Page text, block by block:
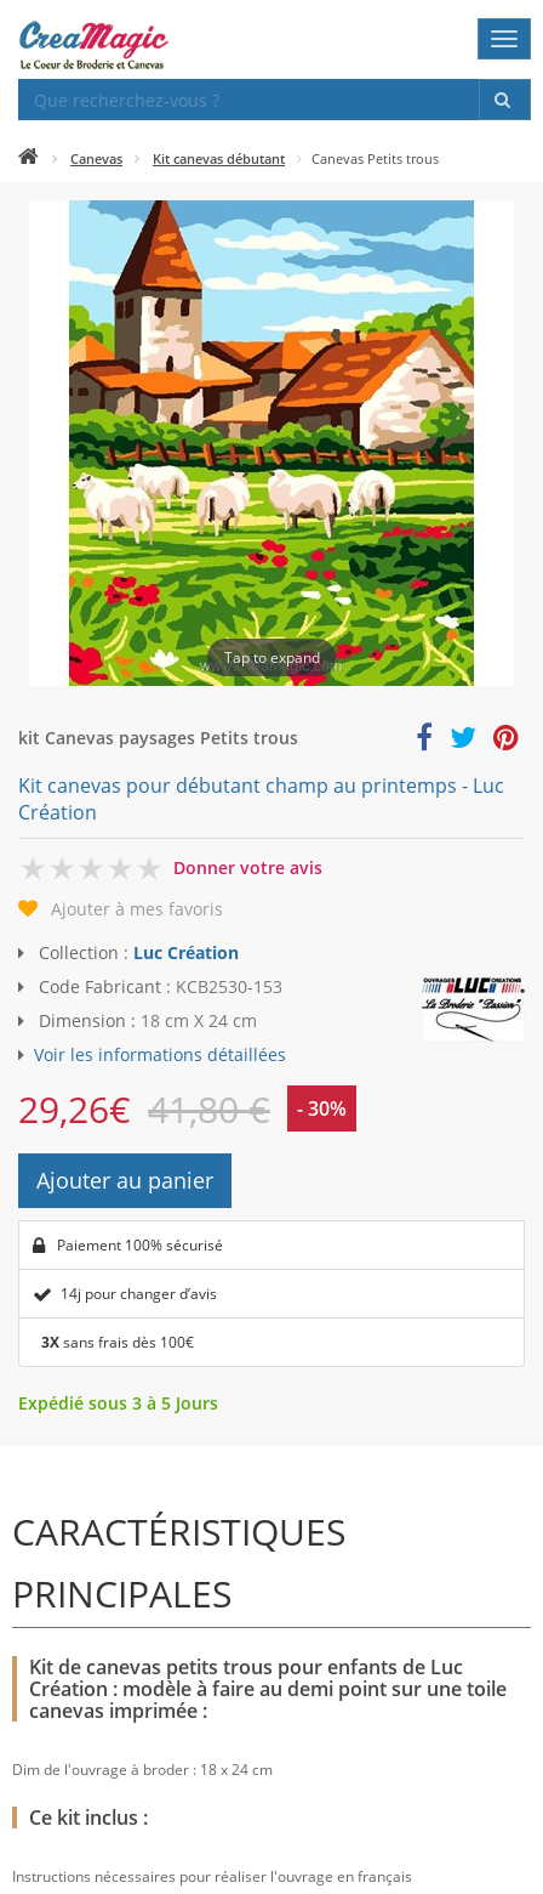
Canevas Kit canevas débutant Canevas Petits trous
Tap to expand
kit Canevas paysages Petits trous
Kit canevas pour débutant champ au printemps - Luc
Création
0
Donner votre avis
Ajouter à mes favoris
Collection : Luc Création
Code Fabricant : KCB2530-153
Dimension : 18 cm X 24 cm
Voir les informations détaillées
29,26€ 41,80 € - 30%
Ajouter au panier
Paiement 100% sécurisé
14j pour changer d’avis
3Xsans frais dès 100€
Expédié sous 3 à 5 Jours
CARACTÉRISTIQUES
PRINCIPALES
Kit de canevas petits trous pour enfants de Luc
Création : modèle à faire au demi point sur une toile
canevas imprimée :
Dim de l'ouvrage à broder : 18 x 24 cm
Ce kit inclus :
Instructions nécessaires pour réaliser l'ouvrage en français